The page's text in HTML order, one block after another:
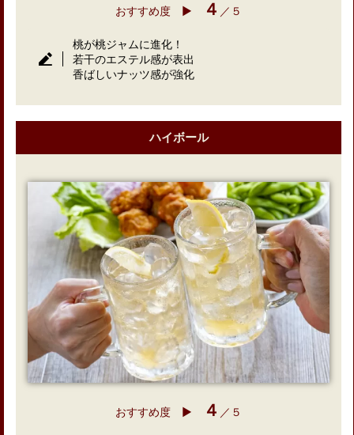
おすすめ度 ▶︎ ４ ／５
桃が桃ジャムに進化！
若干のエステル感が表出
香ばしいナッツ感が強化
ハイボール
おすすめ度 ▶︎ ４ ／５